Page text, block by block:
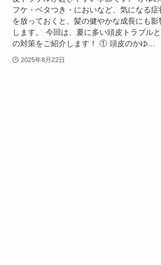
フケ・ベタつき・においなど、気になる症
を放っておくと、髪の健やかな成長にも影
します。 今回は、夏に多い頭皮トラブル
の対策をご紹介します！ ① 頭皮のかゆ...
2025年8月22日